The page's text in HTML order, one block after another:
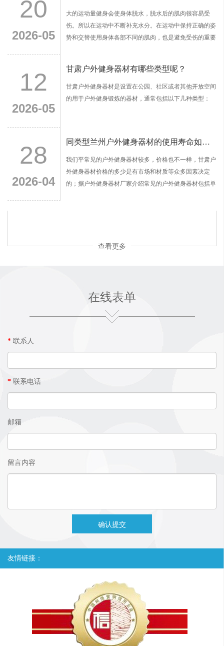
20
2026-05
大的运动量健身会使身体脱水，脱水后的肌肉很容易受
伤。所以在运动中不断补充水分。在运动中保持正确的姿
势和交替使用身体各部不同的肌肉，也是避免受伤的重要
12
2026-05
甘肃户外健身器材有哪些类型呢？
甘肃户外健身器材是设置在公园、社区或者其他开放空间
的用于户外健身锻炼的器材，通常包括以下几种类型：
28
2026-04
同类型兰州户外健身器材的使用寿命如何呢？
我们平常见的户外健身器材较多，价格也不一样，甘肃户
外健身器材价格的多少是有市场和材质等众多因素决定
的；据户外健身器材厂家介绍常见的户外健身器材包括单
查看更多
在线表单
* 联系人
* 联系电话
邮箱
留言内容
友情链接：